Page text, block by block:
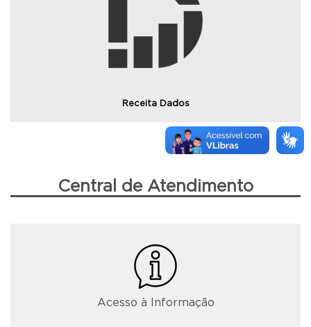
Receita Dados
Consulte o portal de Dados da Receita Estadual RS
Central de Atendimento
Acesso à Informação